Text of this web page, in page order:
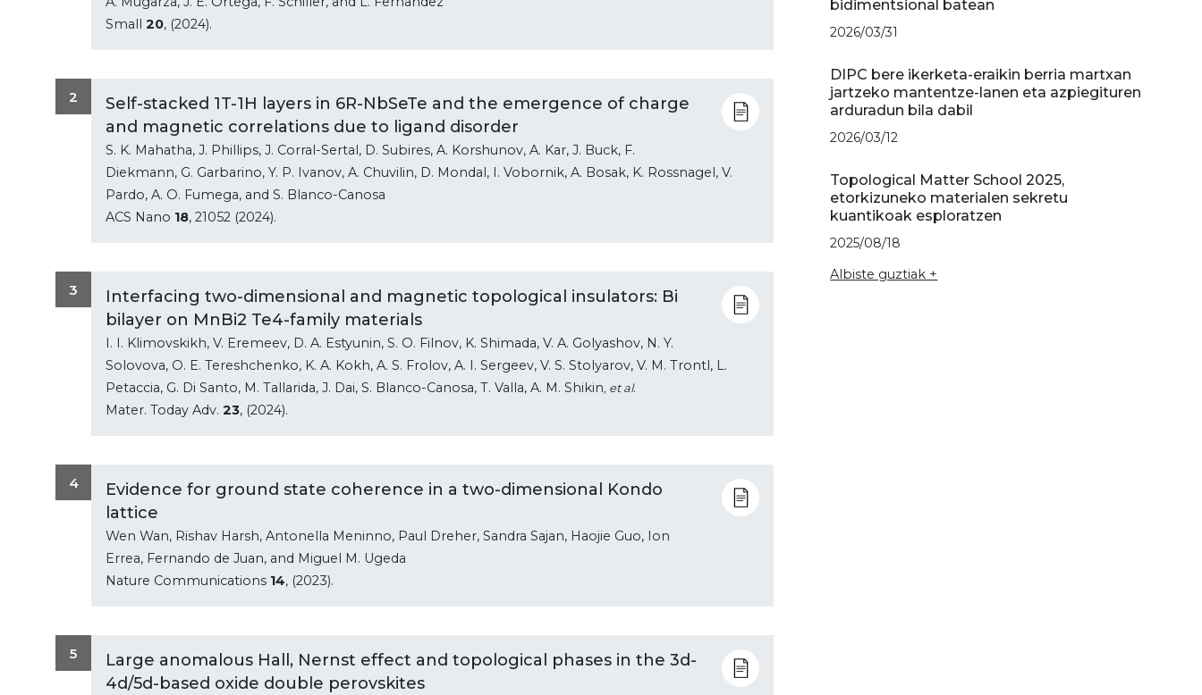
Small 20, (2024).
2
Self-stacked 1T-1H layers in 6R-NbSeTe and the emergence of charge
and magnetic correlations due to ligand disorder
S. K. Mahatha, J. Phillips, J. Corral-Sertal, D. Subires, A. Korshunov, A. Kar, J. Buck, F.
Diekmann, G. Garbarino, Y. P. Ivanov, A. Chuvilin, D. Mondal, I. Vobornik, A. Bosak, K. Rossnagel, V.
Pardo, A. O. Fumega, and S. Blanco-Canosa
ACS Nano 18, 21052 (2024).
3
Interfacing two-dimensional and magnetic topological insulators: Bi
bilayer on MnBi2 Te4-family materials
I. I. Klimovskikh, V. Eremeev, D. A. Estyunin, S. O. Filnov, K. Shimada, V. A. Golyashov, N. Y.
Solovova, O. E. Tereshchenko, K. A. Kokh, A. S. Frolov, A. I. Sergeev, V. S. Stolyarov, V. M. Trontl, L.
Petaccia, G. Di Santo, M. Tallarida, J. Dai, S. Blanco-Canosa, T. Valla, A. M. Shikin, et al.
Mater. Today Adv. 23, (2024).
4
Evidence for ground state coherence in a two-dimensional Kondo
lattice
Wen Wan, Rishav Harsh, Antonella Meninno, Paul Dreher, Sandra Sajan, Haojie Guo, Ion
Errea, Fernando de Juan, and Miguel M. Ugeda
Nature Communications 14, (2023).
5
Large anomalous Hall, Nernst effect and topological phases in the 3d-
4d/5d-based oxide double perovskites
bidimentsional batean
2026/03/31
DIPC bere ikerketa-eraikin berria martxan
jartzeko mantentze-lanen eta azpiegituren
arduradun bila dabil
2026/03/12
Topological Matter School 2025,
etorkizuneko materialen sekretu
kuantikoak esploratzen
2025/08/18
Albiste guztiak +